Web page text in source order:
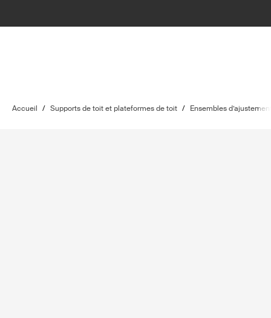
Accueil / Supports de toit et plateformes de toit / Ensembles